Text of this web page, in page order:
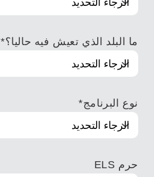
ما البلد الذي تعيش فيه حاليا؟*
نوع البرنامج*
حرم ELS